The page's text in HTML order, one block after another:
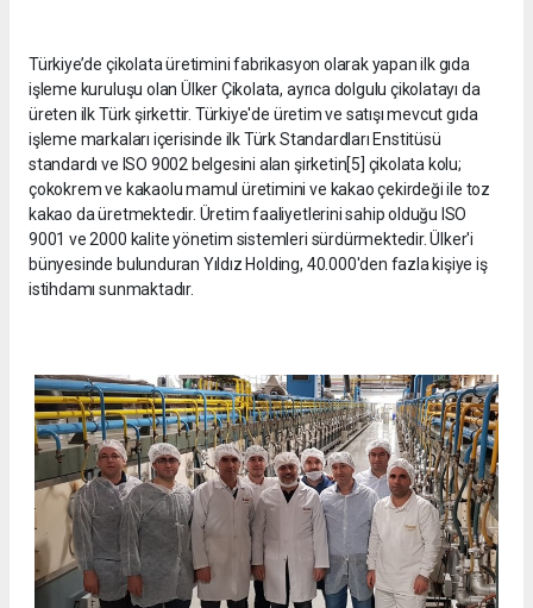
Türkiye’de çikolata üretimini fabrikasyon olarak yapan ilk gıda
işleme kuruluşu olan Ülker Çikolata, ayrıca dolgulu çikolatayı da
üreten ilk Türk şirkettir. Türkiye'de üretim ve satışı mevcut gıda
işleme markaları içerisinde ilk Türk Standardları Enstitüsü
standardı ve ISO 9002 belgesini alan şirketin[5] çikolata kolu;
çokokrem ve kakaolu mamul üretimini ve kakao çekirdeği ile toz
kakao da üretmektedir. Üretim faaliyetlerini sahip olduğu ISO
9001 ve 2000 kalite yönetim sistemleri sürdürmektedir. Ülker'i
bünyesinde bulunduran Yıldız Holding, 40.000'den fazla kişiye iş
istihdamı sunmaktadır.